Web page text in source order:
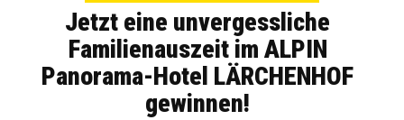
Jetzt eine unvergessliche
Familienauszeit im ALPIN
Panorama-Hotel LÄRCHENHOF
gewinnen!